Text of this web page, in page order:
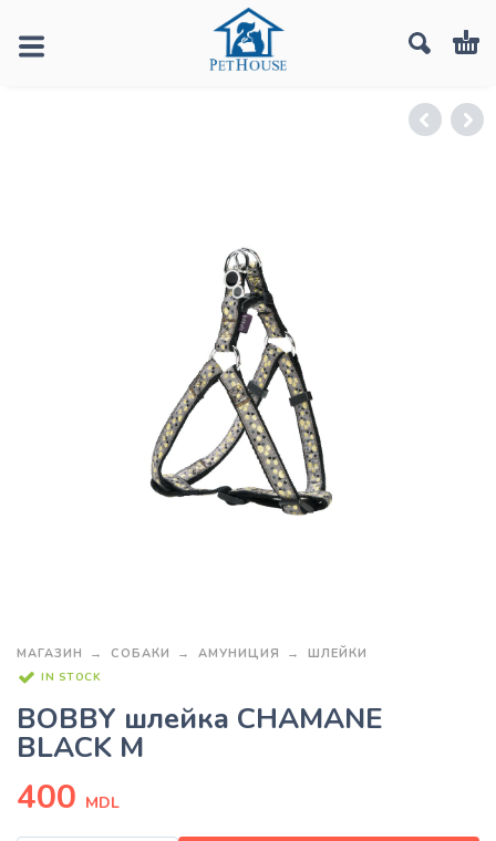
МАГАЗИН СОБАКИ АМУНИЦИЯ ШЛЕЙКИ
IN STOCK
BOBBY шлейка CHAMANE
BLACK M
400 MDL